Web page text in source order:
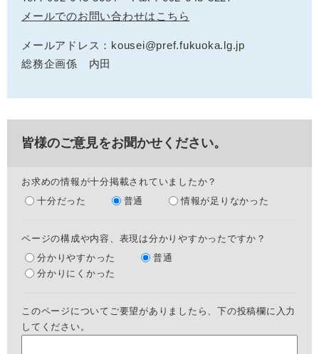
メールでのお問い合わせはこちら
メールアドレス：kousei@pref.fukuoka.lg.jp
総務企画係 内田
皆様のご意見をお聞かせください。
お求めの情報が十分掲載されていましたか？
十分だった
普通 情報が足りなかった
ページの構成や内容、表現は分かりやすかったですか？
分かりやすかった
普通
分かりにくかった
このページについてご要望がありましたら、下の投稿欄に入力
してください。